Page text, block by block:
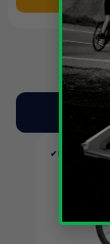
Nos
✔︎ EN STOCK